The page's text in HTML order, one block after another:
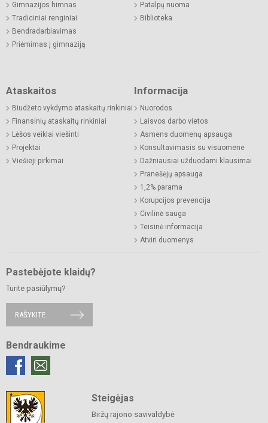
Gimnazijos himnas
Tradiciniai renginiai
Bendradarbiavimas
Priėmimas į gimnaziją
Patalpų nuoma
Biblioteka
Ataskaitos
Biudžeto vykdymo ataskaitų rinkiniai
Finansinių ataskaitų rinkiniai
Lėšos veiklai viešinti
Projektai
Viešieji pirkimai
Informacija
Nuorodos
Laisvos darbo vietos
Asmens duomenų apsauga
Konsultavimasis su visuomene
Dažniausiai užduodami klausimai
Pranešėjų apsauga
1,2% parama
Korupcijos prevencija
Civilinė sauga
Teisinė informacija
Atviri duomenys
Pastebėjote klaidų?
Turite pasiūlymų?
RAŠYKITE
Bendraukime
Steigėjas
Biržų rajono savivaldybė